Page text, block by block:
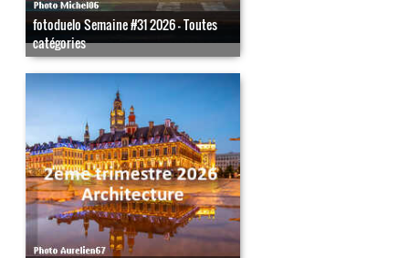
fotoduelo Semaine #31 2026 - Toutes
catégories